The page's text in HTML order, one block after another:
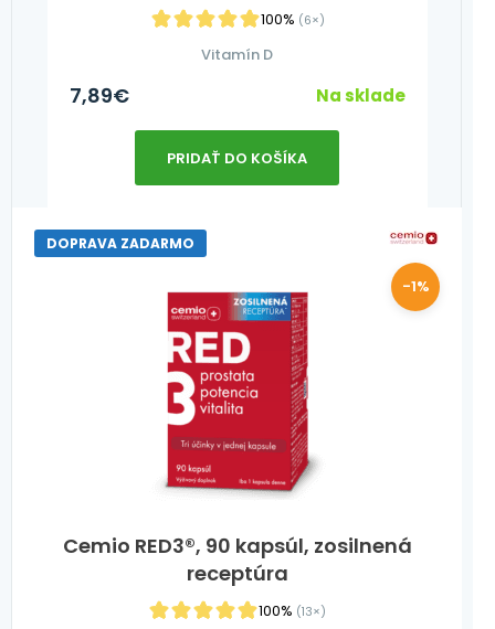
100% (6×)
Vitamín D
7,89€ Na sklade
PRIDAŤ DO KOŠÍKA
Cemio RED3®, 90 kapsúl, zosilnená
receptúra
100% (13×)
DOPRAVA ZADARMO
-1%